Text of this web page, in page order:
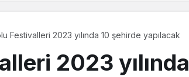
Festivalleri 2023 yılında 10 şehirde yapılacak
2023 yılında